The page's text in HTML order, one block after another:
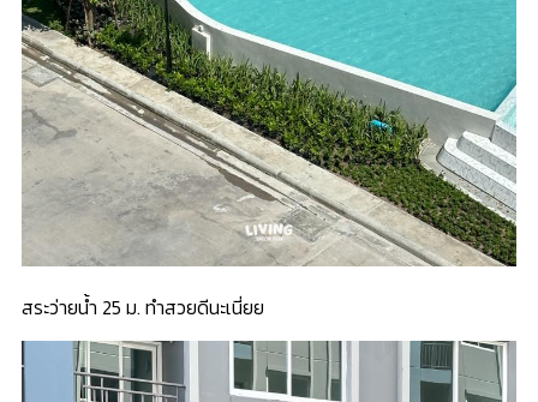
สระว่ายน้ำ 25 ม. ทำสวยดีนะเนี่ยย